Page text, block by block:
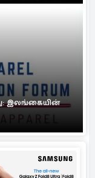
இலங்கையின்